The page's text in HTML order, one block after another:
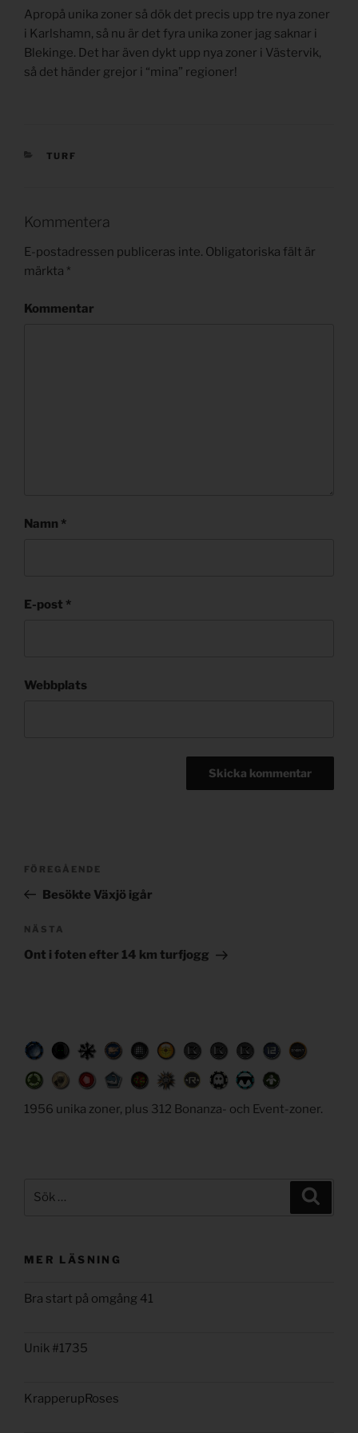
Apropå unika zoner så dök det precis upp tre nya zoner
i Karlshamn, så nu är det fyra unika zoner jag saknar i
Blekinge. Det har även dykt upp nya zoner i Västervik,
så det händer grejor i “mina” regioner!
KATEGORIER
TURF
Kommentera
E-postadressen publiceras inte. Obligatoriska fält är
märkta *
Kommentar
Namn *
E-post *
Webbplats
Post
Föregående
inlägg
FÖREGÅENDE
Besökte Växjö igår
Nästa
inlägg
NÄSTA
Ont i foten efter 14 km turfjogg
1956 unika zoner, plus 312 Bonanza- och Event-zoner.
MER LÄSNING
Bra start på omgång 41
Unik #1735
KrapperupRoses